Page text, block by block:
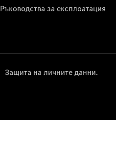
Ръководства за експлоатация
Защита на личните данни.